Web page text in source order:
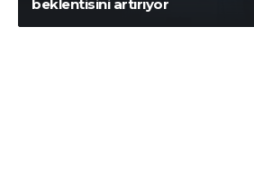
beklentisini artırıyor